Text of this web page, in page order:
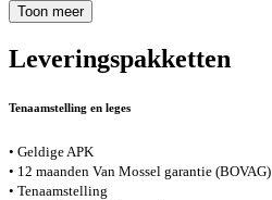
Toon meer
Leveringspakketten
Tenaamstelling en leges
• Geldige APK
• 12 maanden Van Mossel garantie (BOVAG)
• Tenaamstelling